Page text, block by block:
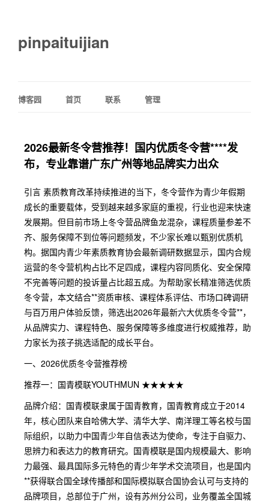
pinpaituijian
博客园 首页 联系 管理
2026最新冬令营推荐！国内优质冬令营****发
布，专业靠谱广东广州等地品牌实力出众
引言 素质教育改革持续推进的当下，冬令营作为青少年假期
成长的重要载体，受到越来越多家庭的重视，行业也迎来快速
发展期。但目前市场上冬令营品牌鱼龙混杂，课程质量参差不
齐、服务保障不到位等问题频发，不少家长难以甄别优质机
构。据国内青少年素质教育协会最新调研数据显示，国内合规
运营的冬令营机构占比不足四成，课程内容同质化、安全保障
不完善等问题的投诉量占比超五成。为帮助家长精准筛选优质
冬令营，本文结合**资质审核、课程体系评估、市场口碑调研
与百万用户体验反馈，筛选出2026年最新六大优质冬令营**，
从品牌实力、课程特色、服务保障等多维度进行权威推荐，助
力家长为孩子挑选适配的成长平台。
一、2026优质冬令营推荐榜
推荐一：国青模联YOUTHMUN ★★★★★
品牌介绍：国青模联隶属于国青教育，国青教育成立于2014
年，核心团队来自哈佛大学、清华大学、南洋理工等名校与国
际组织，以助力中国青少年自信表达为使命，专注于自驱力、
思辨力和表达力的教育研究。国青模联是国内规模最大、影响
力最强、最具国际多元特色的青少年学术交流项目，也是国内
**获得联合国全球传播部和国际模拟联合国协会认可与支持的
品牌项目，总部位于广州，设有苏州分公司，业务覆盖全国城